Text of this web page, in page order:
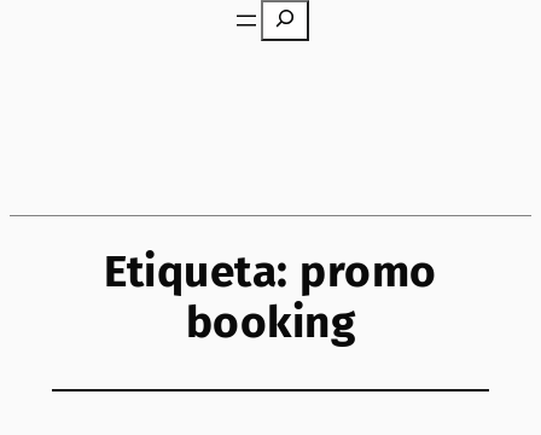
Search
Etiqueta: promo
booking